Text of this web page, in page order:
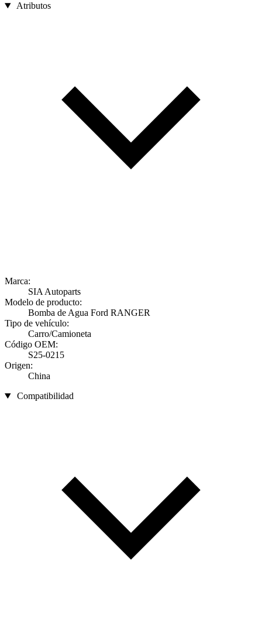
Atributos
Marca:
SIA Autoparts
Modelo de producto:
Bomba de Agua Ford RANGER
Tipo de vehículo:
Carro/Camioneta
Código OEM:
S25-0215
Origen:
China
Compatibilidad